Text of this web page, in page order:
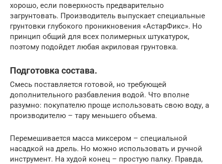
хорошо, если поверхность предварительно
загрунтовать. Производитель выпускает специальные
грунтовки глубокого проникновения «АстарФикс». Но
принцип общий для всех полимерных штукатурок,
поэтому подойдет любая акриловая грунтовка.
Подготовка состава.
Смесь поставляется готовой, но требующей
дополнительного разбавления водой. Что вполне
разумно: покупателю проще использовать свою воду, а
производителю – тару меньшего объема.
Перемешивается масса миксером – специальной
насадкой на дрель. Но можно использовать и ручной
инструмент. На худой конец – простую палку. Правда,